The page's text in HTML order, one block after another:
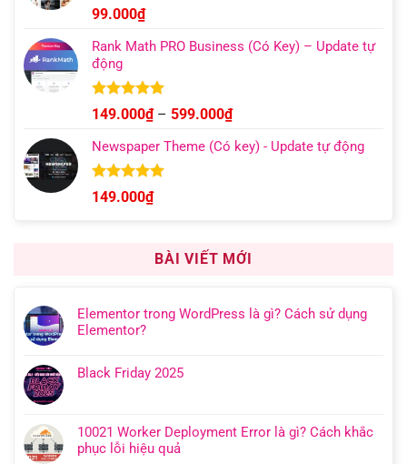
Được xếp
hạng4.95
5 sao
99.000₫
Rank Math PRO Business (Có Key) – Update tự
động
Được xếp
hạng 5.00
5 sao
149.000₫ – 599.000₫Khoảng
từ
Newspaper Theme (Có key) - Update tự động
Được xếp
hạng 4.92
149.000₫
BÀI VIẾT MỚI
Elementor trong WordPress là gì? Cách sử dụng
Elementor?
Black Friday 2025
10021 Worker Deployment Error là gì? Cách khắc
phục lỗi hiệu quả